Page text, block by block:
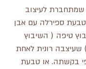
שמתחברת לעיצוב
טבעת ספירלה עם אבן
טיפה ( השיבוץ
שעיצבה רונית לאחת
בקשתה. או טבעת